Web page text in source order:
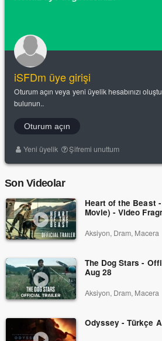
iSFDm üye girişi
Oturum açın veya yeni üyelik hesabınızı
bulunun..
Oturum açın
Yeni üyelik Şifremi unuttum
Son Videolar
Heart of the Beast
Movie) - Video
Aksiyon, Dram, Macera
The Dog Stars -
Aug 28
Aksiyon, Dram, Macera
Odyssey - Türkçe